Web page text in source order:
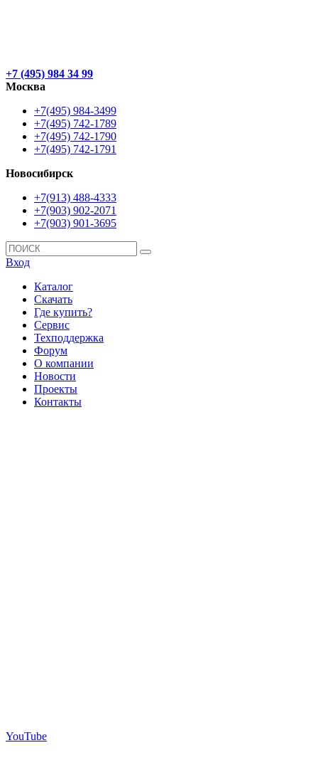
+7 (495) 984 34 99
Москва
+7(495) 984-3499
+7(495) 742-1789
+7(495) 742-1790
+7(495) 742-1791
Новосибирск
+7(913) 488-4333
+7(903) 902-2071
+7(903) 901-3695
Вход
Каталог
Скачать
Где купить?
Сервис
Техподдержка
Форум
О компании
Новости
Проекты
Контакты
YouTube